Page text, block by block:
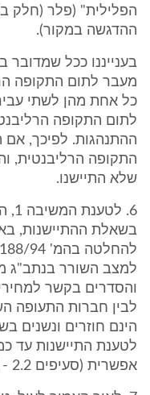
ההדגשה במקור).
בענייננו ככל שמדובר
מעבר לתום התקופה
כל אחת מהן לשתי
לתום התקופה
ההתנהגות. לפיכך, אם
התקופה הרליבנטית,
שלא התיישנו.
6.
למצב השורר בנתב"ג
והסדרים בקשר
לבין חברות התעופה
הינם חוזרים ונשנים
לטענת התיישנות עד
אפשרית (סעיפים 2.2 - 2.3 לתגובת המשיבה 1).